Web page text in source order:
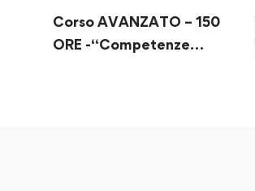
Corso AVANZATO – 150
ORE -“Competenze